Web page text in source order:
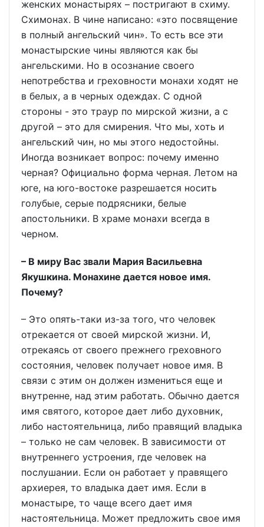
женских монастырях – постригают в схиму.
Схимонах. В чине написано: «это посвящение
в полный ангельский чин». То есть все эти
монастырские чины являются как бы
ангельскими. Но в осознание своего
непотребства и греховности монахи ходят не
в белых, а в черных одеждах. С одной
стороны - это траур по мирской жизни, а с
другой – это для смирения. Что мы, хоть и
ангельский чин, но мы этого недостойны.
Иногда возникает вопрос: почему именно
черная? Официально форма черная. Летом на
юге, на юго-востоке разрешается носить
голубые, серые подрясники, белые
апостольники. В храме монахи всегда в
черном.
– В миру Вас звали Мария Васильевна
Якушкина. Монахине дается новое имя.
Почему?
– Это опять-таки из-за того, что человек
отрекается от своей мирской жизни. И,
отрекаясь от своего прежнего греховного
состояния, человек получает новое имя. В
связи с этим он должен измениться еще и
внутренне, над этим работать. Обычно дается
имя святого, которое дает либо духовник,
либо настоятельница, либо правящий владыка
– только не сам человек. В зависимости от
внутреннего устроения, где человек на
послушании. Если он работает у правящего
архиерея, то владыка дает имя. Если в
монастыре, то чаще всего дает имя
настоятельница. Может предложить свое имя